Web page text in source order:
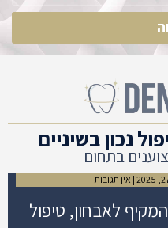
נכון בשיניים
בתחום
לאבחון, טיפול
אין תגובות